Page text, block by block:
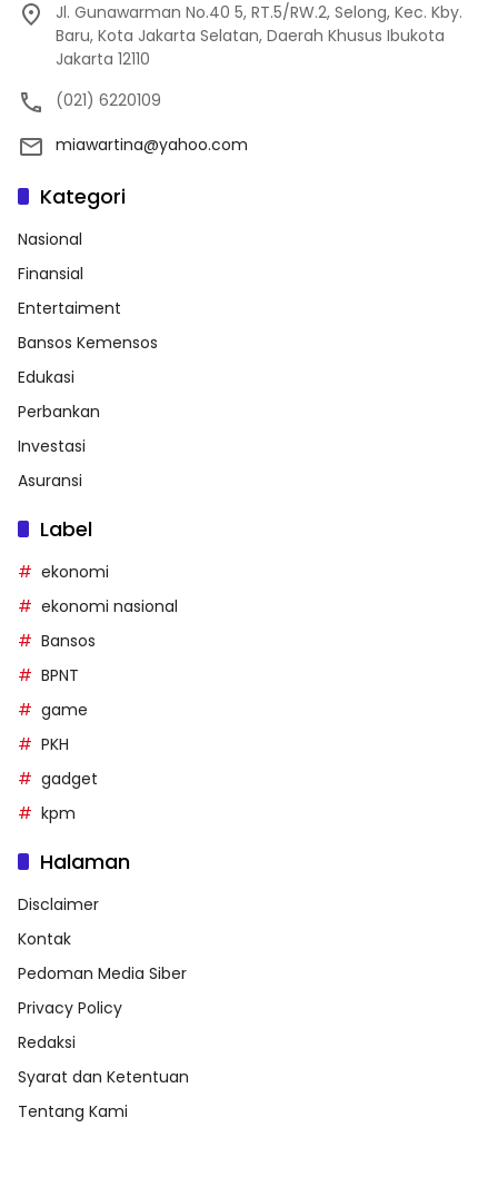
Jl. Gunawarman No.40 5, RT.5/RW.2, Selong, Kec. Kby.
Baru, Kota Jakarta Selatan, Daerah Khusus Ibukota
Jakarta 12110
(021) 6220109
miawartina@yahoo.com
Kategori
Nasional
Finansial
Entertaiment
Bansos Kemensos
Edukasi
Perbankan
Investasi
Asuransi
Label
ekonomi
ekonomi nasional
Bansos
BPNT
game
PKH
gadget
kpm
Halaman
Disclaimer
Kontak
Pedoman Media Siber
Privacy Policy
Redaksi
Syarat dan Ketentuan
Tentang Kami